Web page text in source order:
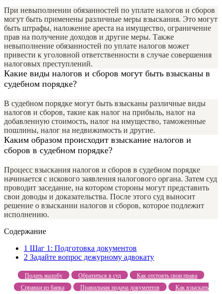
При невыполнении обязанностей по уплате налогов и сборов
могут быть применены различные меры взыскания. Это могут
быть штрафы, наложение ареста на имущество, ограничение
прав на получение доходов и другие меры. Также
невыполнение обязанностей по уплате налогов может
привести к уголовной ответственности в случае совершения
налоговых преступлений.
Какие виды налогов и сборов могут быть взысканы в
судебном порядке?
В судебном порядке могут быть взысканы различные виды
налогов и сборов, такие как налог на прибыль, налог на
добавленную стоимость, налог на имущество, таможенные
пошлины, налог на недвижимость и другие.
Каким образом происходит взыскание налогов и
сборов в судебном порядке?
Процесс взыскания налогов и сборов в судебном порядке
начинается с искового заявления налогового органа. Затем суд
проводит заседание, на котором стороны могут представить
свои доводы и доказательства. После этого суд выносит
решение о взыскании налогов и сборов, которое подлежит
исполнению.
Содержание
1 Шаг 1: Подготовка документов
2 Задайте вопрос дежурному адвокату
Подать жалобу Обратиться в суд
Как отстоять свои права
Справки из банка
Правильная подача документов
Как взыскать